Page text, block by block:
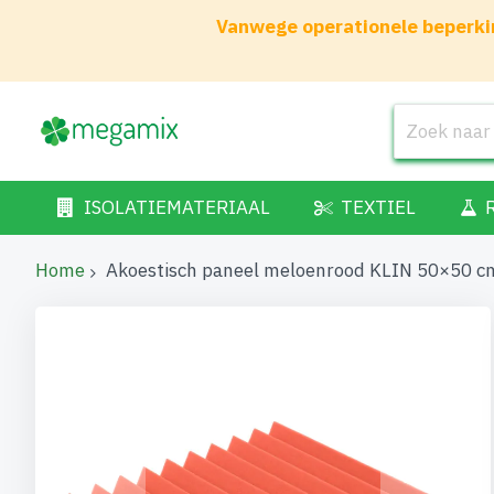
Vanwege operationele
ISOLATIEMATERIAAL TEXTIEL
Home Akoestisch paneel meloenrood KLIN 50×50